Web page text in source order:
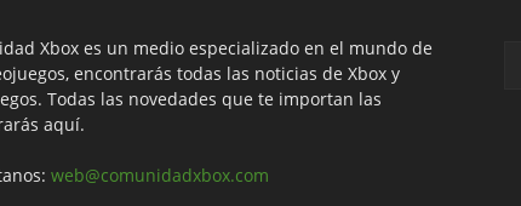
Xbox es un medio especializado en el mundo de
encontrarás todas las noticias de Xbox y
Todas las novedades que te importan las
aquí.
web@comunidadxbox.com